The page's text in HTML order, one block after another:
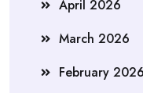
April 2026
March 2026
February 2026